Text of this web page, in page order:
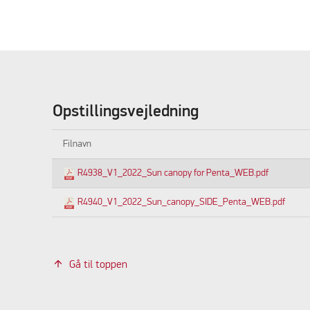
Opstillingsvejledning
Filnavn
R4938_V1_2022_Sun canopy for Penta_WEB.pdf
R4940_V1_2022_Sun_canopy_SIDE_Penta_WEB.pdf
Gå til toppen